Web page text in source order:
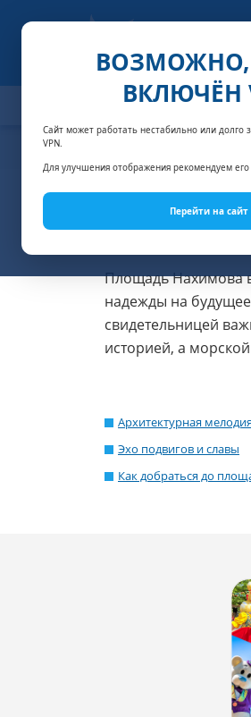
ВОЗМОЖНО,
ВКЛЮЧЁН
Сайт может работать нестабильно или долго
VPN.
Для улучшения отображения рекомендуем
Перейти на сайт
Площадь Нахимова
надежды на
свидетельницей
историей, а
Архитектурная
Эхо подвигов и славы
Как добраться до